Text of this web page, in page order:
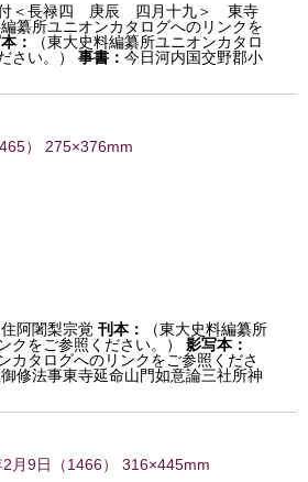
付＜長禄四 庚辰 四月十九＞ 東寺
編纂所ユニオンカタログへのリンクを
：
（東大史料編纂所ユニオンカタロ
さい。）
事書：今日河内国交野郡小
） 275×376mm
阿闍梨宗覚 刊本：
（東大史料編纂所
クをご参照ください。）
影写本：
カタログへのリンクをご参照くださ
修法事東寺延命山門如意論三社所神
月9日 （1466） 316×445mm